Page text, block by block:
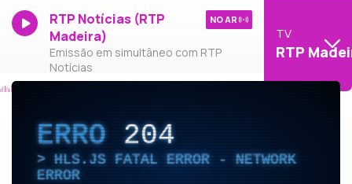
RTP Notícias (RTP
Madeira)
Emissão em simultâneo com RTP
Notícias
NO AR
TV
RTP
ERRO204
HLS.JS FATAL ERROR - NETWORK
ERROR